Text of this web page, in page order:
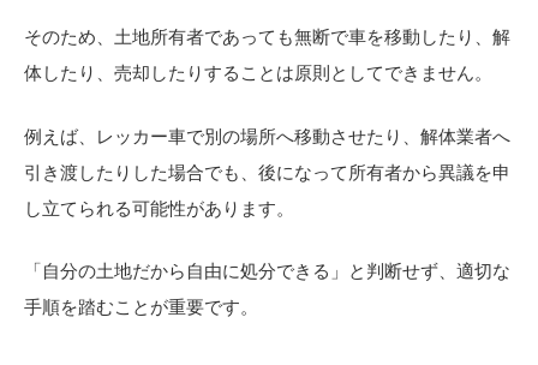
そのため、土地所有者であっても無断で車を移動したり、解
体したり、売却したりすることは原則としてできません。
例えば、レッカー車で別の場所へ移動させたり、解体業者へ
引き渡したりした場合でも、後になって所有者から異議を申
し立てられる可能性があります。
「自分の土地だから自由に処分できる」と判断せず、適切な
手順を踏むことが重要です。